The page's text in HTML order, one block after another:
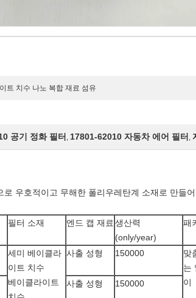
트 치수 나노 복합 재료 섬유
공기 정화 필터 , 17801-62010 자동차 에어 필터 ,
우호적이고 무해한 폴리우레탄계 소재로 만들
필터 소재 엔드 캡 재료 생산력
(only/year)
패
세미 베이클라
이트 치수
베이클라이트
사출 성형 150000
맞
는
이
사출 성형 150000